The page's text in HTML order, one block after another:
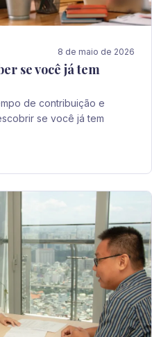
8 de maio de 2026
se você já tem
de contribuição e
se você já tem